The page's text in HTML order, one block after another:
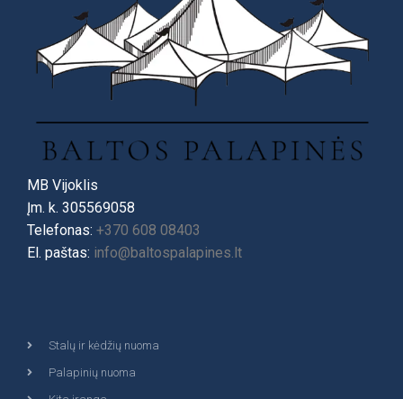
MB Vijoklis
Įm. k. 305569058
Telefonas: +370 608 08403
El. paštas: info@baltospalapines.lt
Stalų ir kėdžių nuoma
Palapinių nuoma